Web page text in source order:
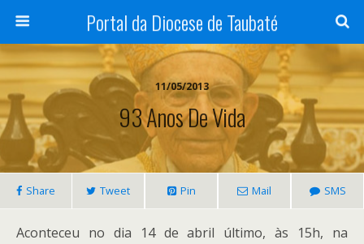
Portal da Diocese de Taubaté
11/05/2013
93 Anos De Vida
Share Tweet Pin Mail SMS
Aconteceu no dia 14 de abril último, às 15h, na